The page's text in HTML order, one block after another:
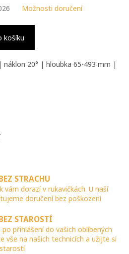
Možnosti doručení
košíku
20° | hloubka 65-493 mm |
STRACHU
vám dorazí v rukavičkách. U naší
doručení bez poškození
STAROSTÍ
po přihlášení do vašich oblíbených
vše na našich technicích a užijte si